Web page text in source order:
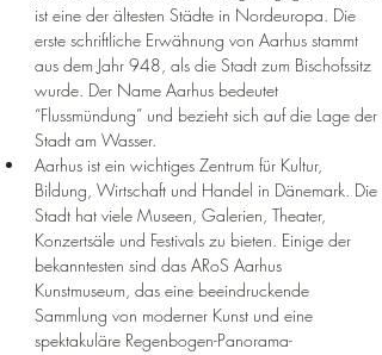
ist eine der ältesten Städte in Nordeuropa. Die
erste schriftliche Erwähnung von Aarhus stammt
aus dem Jahr 948, als die Stadt zum Bischofssitz
wurde. Der Name Aarhus bedeutet
“Flussmündung” und bezieht sich auf die Lage der
Stadt am Wasser.
Aarhus ist ein wichtiges Zentrum für Kultur,
Bildung, Wirtschaft und Handel in Dänemark. Die
Stadt hat viele Museen, Galerien, Theater,
Konzertsäle und Festivals zu bieten. Einige der
bekanntesten sind das ARoS Aarhus
Kunstmuseum, das eine beeindruckende
Sammlung von moderner Kunst und eine
spektakuläre Regenbogen-Panorama-